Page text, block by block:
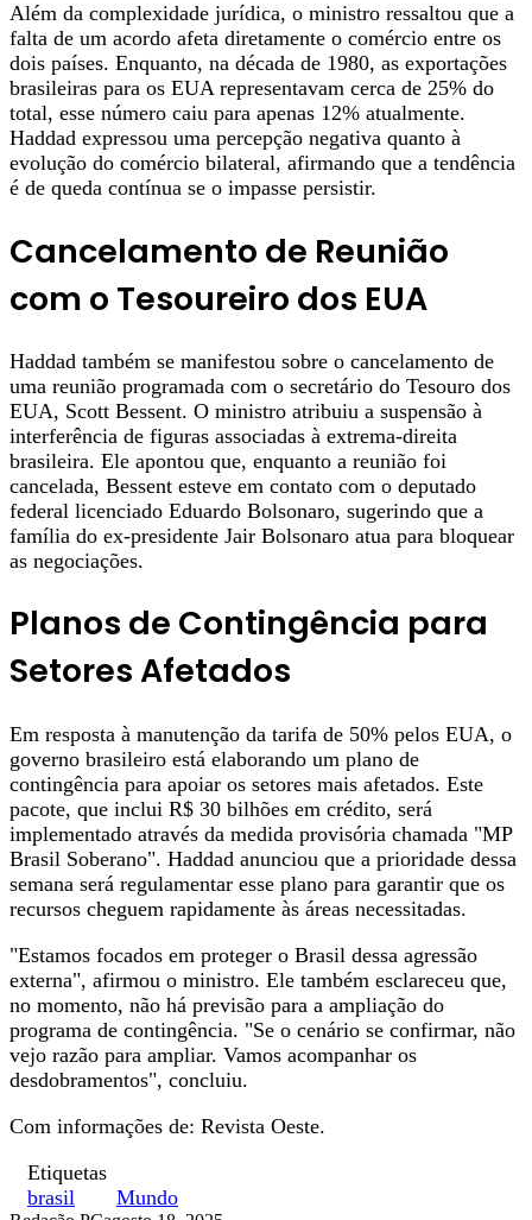
Além da complexidade jurídica, o ministro ressaltou que a
falta de um acordo afeta diretamente o comércio entre os
dois países. Enquanto, na década de 1980, as exportações
brasileiras para os EUA representavam cerca de 25% do
total, esse número caiu para apenas 12% atualmente.
Haddad expressou uma percepção negativa quanto à
evolução do comércio bilateral, afirmando que a tendência
é de queda contínua se o impasse persistir.
Cancelamento de Reunião
com o Tesoureiro dos EUA
Haddad também se manifestou sobre o cancelamento de
uma reunião programada com o secretário do Tesouro dos
EUA, Scott Bessent. O ministro atribuiu a suspensão à
interferência de figuras associadas à extrema-direita
brasileira. Ele apontou que, enquanto a reunião foi
cancelada, Bessent esteve em contato com o deputado
federal licenciado Eduardo Bolsonaro, sugerindo que a
família do ex-presidente Jair Bolsonaro atua para bloquear
as negociações.
Planos de Contingência para
Setores Afetados
Em resposta à manutenção da tarifa de 50% pelos EUA, o
governo brasileiro está elaborando um plano de
contingência para apoiar os setores mais afetados. Este
pacote, que inclui R$ 30 bilhões em crédito, será
implementado através da medida provisória chamada "MP
Brasil Soberano". Haddad anunciou que a prioridade dessa
semana será regulamentar esse plano para garantir que os
recursos cheguem rapidamente às áreas necessitadas.
"Estamos focados em proteger o Brasil dessa agressão
externa", afirmou o ministro. Ele também esclareceu que,
no momento, não há previsão para a ampliação do
programa de contingência. "Se o cenário se confirmar, não
vejo razão para ampliar. Vamos acompanhar os
desdobramentos", concluiu.
Com informações de: Revista Oeste.
Etiquetas
brasil
Mundo